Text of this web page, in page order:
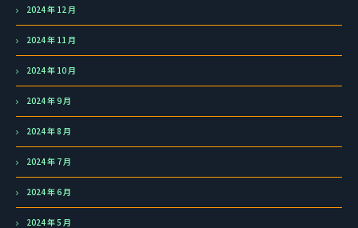
2024 年 12 月
2024 年 11 月
2024 年 10 月
2024 年 9 月
2024 年 8 月
2024 年 7 月
2024 年 6 月
2024 年 5 月